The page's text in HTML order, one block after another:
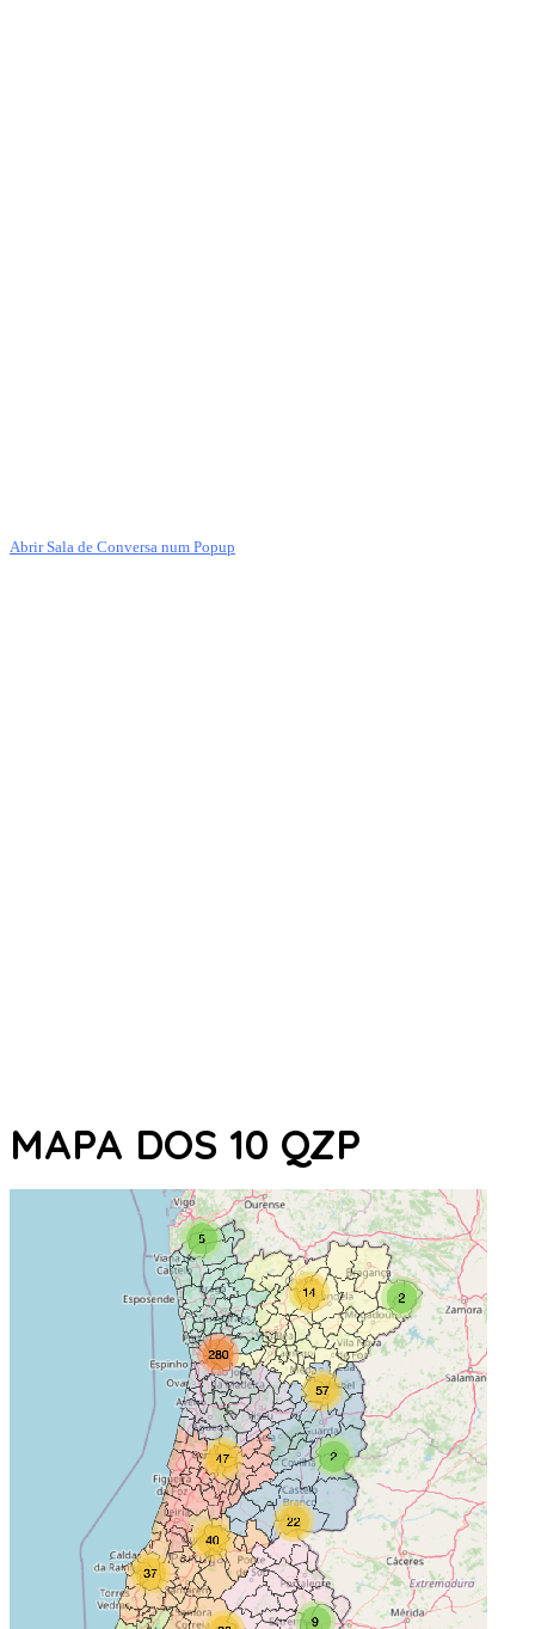
Abrir Sala de Conversa num Popup
MAPA DOS 10 QZP